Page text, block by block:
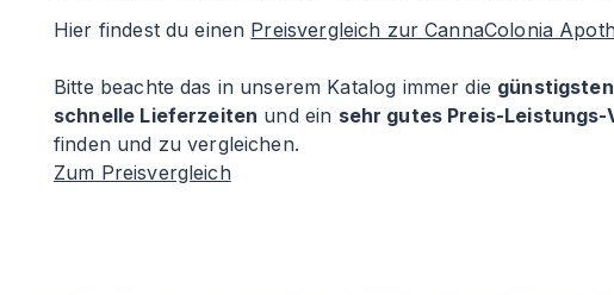
Hier findest du einen Preisvergleich zur CannaColonia
Bitte beachte das in unserem Katalog immer die
schnelle Lieferzeiten und ein sehr gutes Preis-Leistungs-
finden und zu vergleichen.
Zum Preisvergleich